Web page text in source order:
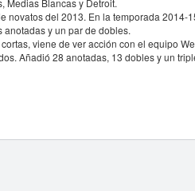
Medias Blancas y Detroit.
novatos del 2013. En la temporada 2014-
y un par de dobles.
viene de ver acción con el equipo
Añadió 28 anotadas, 13 dobles y un